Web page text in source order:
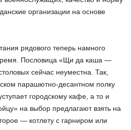
организации на основе
рядового теперь намного
Пословица «Щи да каша —
сейчас неуместна. Так,
парашютно-десантном полку
городскому кафе, а то и
на выбор предлагают взять на
— котлету с гарниром или